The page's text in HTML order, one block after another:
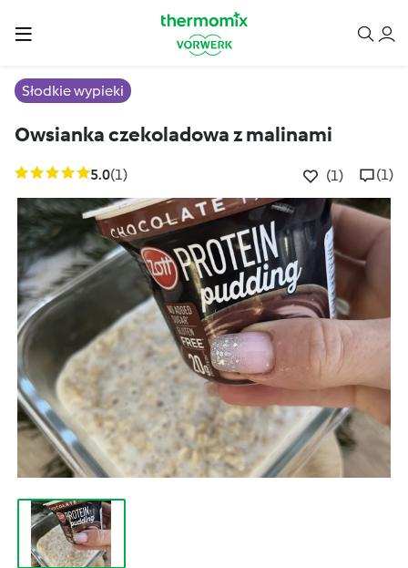
Słodkie wypieki
Owsianka czekoladowa z malinami
5.0(1) (1) (1)